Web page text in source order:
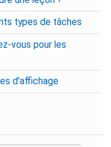
types de tâches
vous pour les
d'affichage